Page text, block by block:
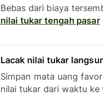
Bebas dari biaya
nilai tukar tengah pasar
Lacak nilai tukar
Simpan mata uang
nilai tukar dari waktu ke